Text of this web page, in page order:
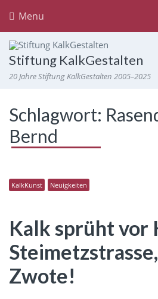
Menu
Stiftung KalkGestalten
20 Jahre Stiftung KalkGestalten 2005–2025
Schlagwort:
Bernd
KalkKunst Neuigkeiten
Kalk sprüht vor
Zwote!